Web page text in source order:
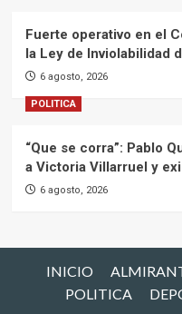
Fuerte operativo en el
la Ley de Inviolabilidad
6 agosto, 2026
POLITICA
“Que se corra”: Pablo
a Victoria Villarruel y
6 agosto, 2026
INICIO
POLITICA